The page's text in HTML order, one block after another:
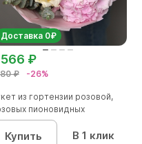
Доставка 0₽
₽ -26%
₽
из гортензии розовой,
пионовидных
Купить В 1 клик